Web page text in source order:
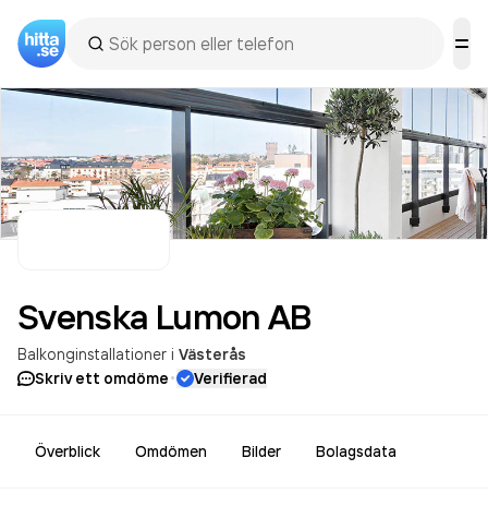
Svenska Lumon AB
Balkonginstallationer i Västerås
Skriv ett omdöme· Verifierad
Överblick Omdömen Bilder Bolagsdata